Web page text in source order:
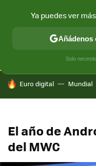
CONECTIVIDAD MÓVIL
HOY SE HABLA DE
Euro digital Mundial
El año de
del MWC
Ya puedes ver
Añádenos
Solo